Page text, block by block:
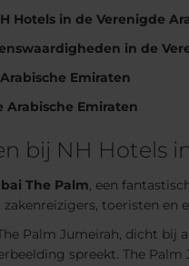
Hotels in de Verenigde
in de
Emiraten
Arabische Emiraten
bij NH Hotels
The Palm, een
toeristen en
Palm Jumeirah, dicht bij
spreekt. The